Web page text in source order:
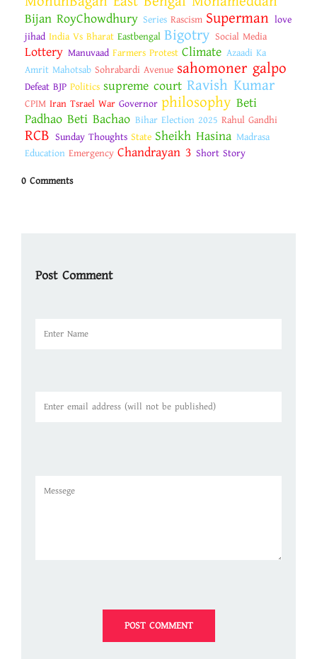
Bijan RoyChowdhury Series Rascism Superman love
jihad India Vs Bharat Eastbengal Bigotry Social Media
Lottery Manuvaad Farmers Protest Climate Azaadi Ka
Amrit Mahotsab Sohrabardi Avenue sahomoner galpo
Defeat BJP Politics supreme court Ravish Kumar
CPIM Iran Tsrael War Governor philosophy Beti
Padhao Beti Bachao Bihar Election 2025 Rahul Gandhi
RCB Sunday Thoughts State Sheikh Hasina Madrasa
Education Emergency Chandrayan 3 Short Story
0 Comments
Post Comment